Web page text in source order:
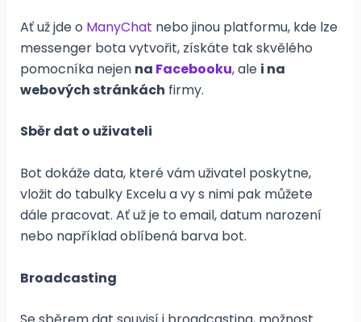
Ať už jde o ManyChat nebo jinou platformu, kde lze
messenger bota vytvořit, získáte tak skvělého
pomocníka nejen na Facebooku, ale i na
webových stránkách firmy.
Sběr dat o uživateli
Bot dokáže data, které vám uživatel poskytne,
vložit do tabulky Excelu a vy s nimi pak můžete
dále pracovat. Ať už je to email, datum narození
nebo například oblíbená barva bot.
Broadcasting